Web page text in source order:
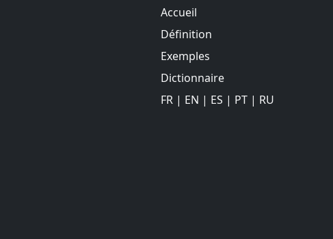
Accueil
Définition
Exemples
Dictionnaire
FR | EN | ES | PT | RU